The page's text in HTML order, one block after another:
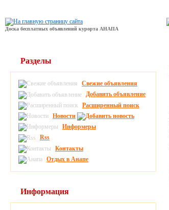
Доска бесплатных объявлений курорта АНАПА
Разделы
Свежие объявления
Добавить объявление
Расширенный поиск
Новости
Информеры
Rss
Контакты
Отдых в Анапе
Информация